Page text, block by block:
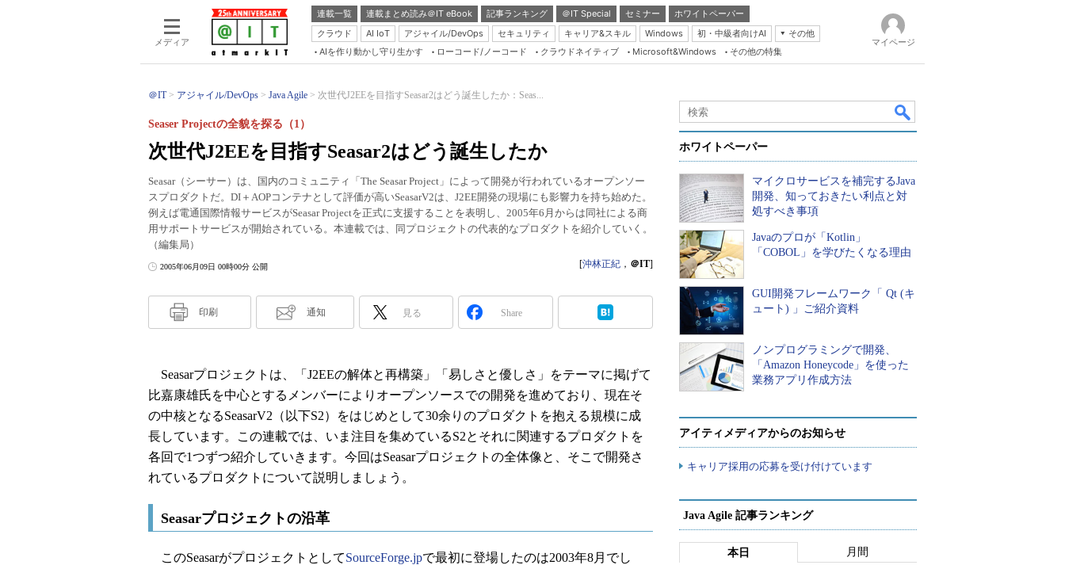
メディア
連載一覧 連載まとめ読み＠IT eBook 記事ランキング ＠IT Special セミナー
ホワイトペーパー
クラウド
AI IoT アジャイル/DevOps セキュリティ キャリア&スキル Windows 初・中級者向けAI
その他
Server & Storage
Database Expert
Linux ＆ OSS
Master of IP Network
Security & Trust
AIを作り動かし守り生かす ローコード/ノーコード クラウドネイティブ Microsoft&Windows その他の特集
マイページ
＠IT アジャイル/DevOps Java Agile 次世代J2EEを目指すSeasar2はどう誕生したか：Seas...
次世代J2EEを目指すSeasar2はどう誕生したか
Seaser Projectの全貌を探る（1）
Seasar（シーサー）は、国内のコミュニティ「The Seasar Project」によって開発が行われているオープンソー
スプロダクトだ。DI＋AOPコンテナとして評価が高いSeasarV2は、J2EE開発の現場にも影響力を持ち始めた。
例えば電通国際情報サービスがSeasar Projectを正式に支援することを表明し、2005年6月からは同社による商
用サポートサービスが開始されている。本連載では、同プロジェクトの代表的なプロダクトを紹介していく。
（編集局）
2005年06月09日 00時00分 公開 [沖林正紀 ， ＠IT]
印刷 通知 見る Share
Seasarプロジェクトは、「J2EEの解体と再構築」「易しさと優しさ」をテーマに掲げて
比嘉康雄氏を中心とするメンバーによりオープンソースでの開発を進めており、現在そ
の中核となるSeasarV2（以下S2）をはじめとして30余りのプロダクトを抱える規模に成
長しています。この連載では、いま注目を集めているS2とそれに関連するプロダクトを
各回で1つずつ紹介していきます。今回はSeasarプロジェクトの全体像と、そこで開発さ
れているプロダクトについて説明しましょう。
Seasarプロジェクトの沿革
このSeasarがプロジェクトとしてSourceForge.jpで最初に登場したのは2003年8月でし
ホワイトペーパー
マイクロサービスを補完するJava
開発、知っておきたい利点と対
処すべき事項
Javaのプロが「Kotlin」
「COBOL」を学びたくなる理由
GUI開発フレームワーク「 Qt (キ
ュート) 」ご紹介資料
ノンプログラミングで開発、
「Amazon Honeycode」を使った
業務アプリ作成方法
アイティメディアからのお知らせ
キャリア採用の応募を受け付けています
Java Agile 記事ランキング
本日 月間